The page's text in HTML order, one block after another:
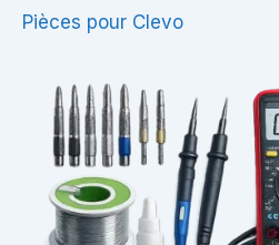
Pièces pour Clevo